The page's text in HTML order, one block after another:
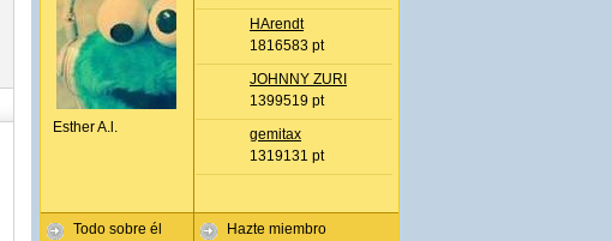
Esther A.l.
Todo sobre él
HArendt
1816583 pt
JOHNNY ZURI
1399519 pt
gemitax
1319131 pt
Hazte miembro